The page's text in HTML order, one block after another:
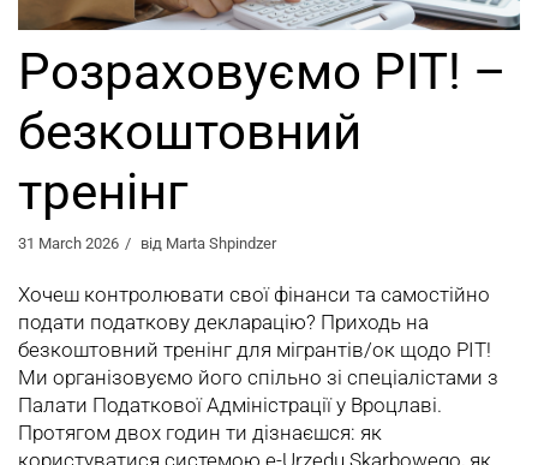
Розраховуємо PIT! –
безкоштовний
тренінг
31 March 2026 від Marta Shpindzer
Хочеш контролювати свої фінанси та самостійно
подати податкову декларацію? Приходь на
безкоштовний тренінг для мігрантів/ок щодо PIT!
Ми організовуємо його спільно зі спеціалістами з
Палати Податкової Адміністрації у Вроцлаві.
Протягом двох годин ти дізнаєшся: як